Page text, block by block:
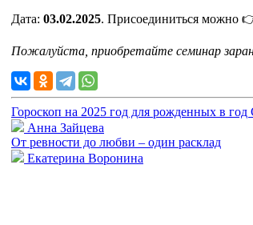
Дата: 03.02.2025. Присоединиться можно
Пожалуйста, приобретайте семинар
Гороскоп на 2025 год для рожденных в год
Анна Зайцева
От ревности до любви – один расклад
Екатерина Воронина